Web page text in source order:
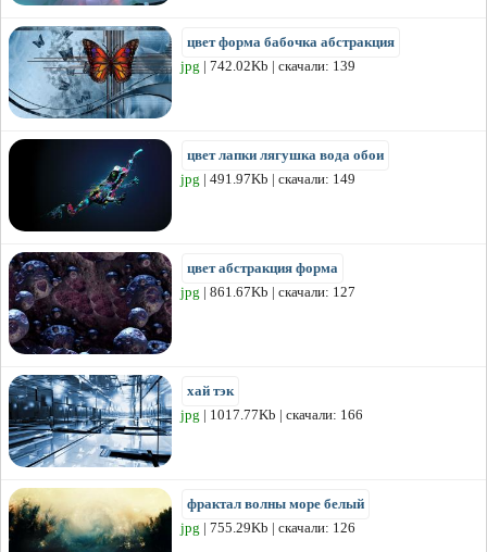
цвет форма бабочка абстракция
jpg | 742.02Kb | скачали: 139
цвет лапки лягушка вода обои
jpg | 491.97Kb | скачали: 149
цвет абстракция форма
jpg | 861.67Kb | скачали: 127
хай тэк
jpg | 1017.77Kb | скачали: 166
фрактал волны море белый
jpg | 755.29Kb | скачали: 126